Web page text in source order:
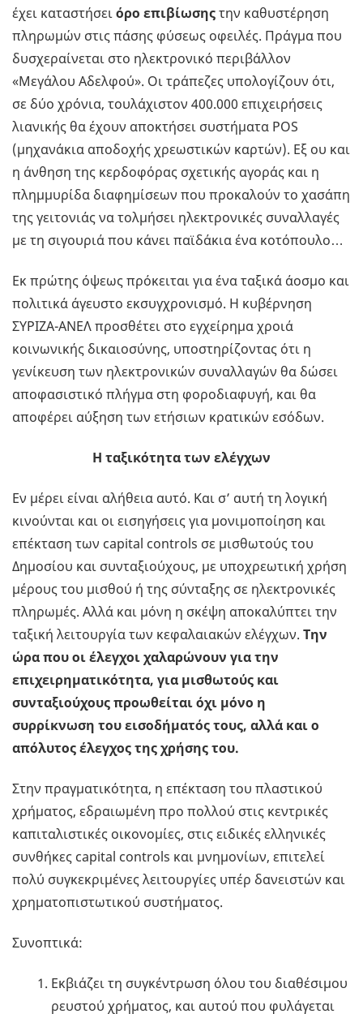
έχει καταστήσειόρο επιβίωσηςτην καθυστέρηση
πληρωμών στις πάσης φύσεως οφειλές. Πράγμα που
δυσχεραίνεται στο ηλεκτρονικό περιβάλλον
«Μεγάλου Αδελφού». Οι τράπεζες υπολογίζουν ότι,
σε δύο χρόνια, τουλάχιστον 400.000 επιχειρήσεις
λιανικής θα έχουν αποκτήσει συστήματα POS
(μηχανάκια αποδοχής χρεωστικών καρτών). Εξ ου και
η άνθηση της κερδοφόρας σχετικής αγοράς και η
πλημμυρίδα διαφημίσεων που προκαλούν το χασάπη
της γειτονιάς να τολμήσει ηλεκτρονικές συναλλαγές
με τη σιγουριά που κάνει παϊδάκια ένα κοτόπουλο…
Εκ πρώτης όψεως πρόκειται για ένα ταξικά άοσμο και
πολιτικά άγευστο εκσυγχρονισμό. Η κυβέρνηση
ΣΥΡΙΖΑ-ΑΝΕΛ προσθέτει στο εγχείρημα χροιά
κοινωνικής δικαιοσύνης, υποστηρίζοντας ότι η
γενίκευση των ηλεκτρονικών συναλλαγών θα δώσει
αποφασιστικό πλήγμα στη φοροδιαφυγή, και θα
αποφέρει αύξηση των ετήσιων κρατικών εσόδων.
Η ταξικότητα των ελέγχων
Εν μέρει είναι αλήθεια αυτό. Και σ’ αυτή τη λογική
κινούνται και οι εισηγήσεις για μονιμοποίηση και
επέκταση των capital controls σε μισθωτούς του
Δημοσίου και συνταξιούχους, με υποχρεωτική χρήση
μέρους του μισθού ή της σύνταξης σε ηλεκτρονικές
πληρωμές. Αλλά και μόνη η σκέψη αποκαλύπτει την
ταξική λειτουργία των κεφαλαιακών ελέγχων. Την
ώρα που οι έλεγχοι χαλαρώνουν για την
επιχειρηματικότητα, για μισθωτούς και
συνταξιούχους προωθείται όχι μόνο η
συρρίκνωση του εισοδήματός τους, αλλά και ο
απόλυτος έλεγχος της χρήσης του.
Στην πραγματικότητα, η επέκταση του πλαστικού
χρήματος, εδραιωμένη προ πολλού στις κεντρικές
καπιταλιστικές οικονομίες, στις ειδικές ελληνικές
συνθήκες capital controls και μνημονίων, επιτελεί
πολύ συγκεκριμένες λειτουργίες υπέρ δανειστών και
χρηματοπιστωτικού συστήματος.
Συνοπτικά:
Εκβιάζει τη συγκέντρωση όλου του διαθέσιμου
ρευστού χρήματος, και αυτού που φυλάγεται